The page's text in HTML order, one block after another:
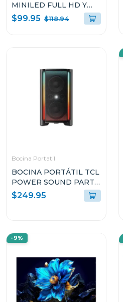
MINILED FULL HD Y
100HZ 24G5
$99.95 $118.94
Bocina Portatil
BOCINA PORTÁTIL TCL
POWER SOUND PARTY
DE 340W RMS CON
TWS Y RESISTENTE A
$249.95
-9%